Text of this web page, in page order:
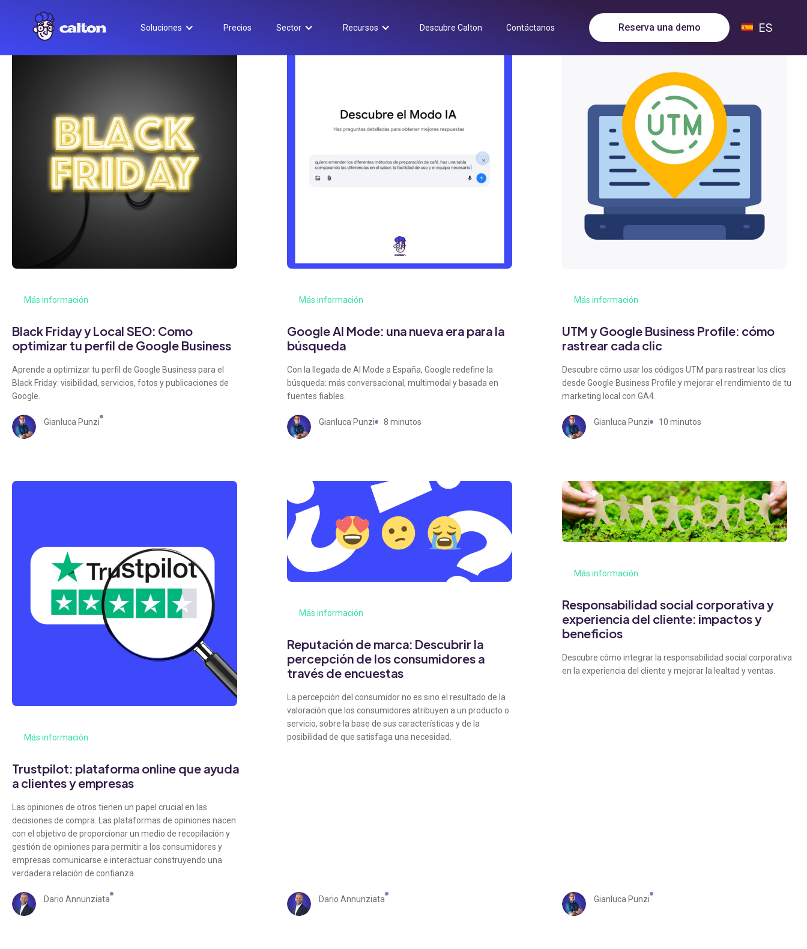
Soluciones Precios Sector Recursos Descubre Calton Contáctanos Reserva una demo ES
Más información
Black Friday y Local SEO: Como
optimizar tu perfil de Google Business
Aprende a optimizar tu perfil de Google Business para el
Black Friday: visibilidad, servicios, fotos y publicaciones de
Google.
Gianluca Punzi
Más información
Google AI Mode: una nueva era para la
búsqueda
Con la llegada de AI Mode a España, Google redefine la
búsqueda: más conversacional, multimodal y basada en
fuentes fiables.
Gianluca Punzi 8 minutos
Más información
UTM y Google Business Profile: cómo
rastrear cada clic
Descubre cómo usar los códigos UTM para rastrear los clics
desde Google Business Profile y mejorar el rendimiento de tu
marketing local con GA4.
Gianluca Punzi 10 minutos
Más información
Trustpilot: plataforma online que ayuda
a clientes y empresas
Las opiniones de otros tienen un papel crucial en las
decisiones de compra. Las plataformas de opiniones nacen
con el objetivo de proporcionar un medio de recopilación y
gestión de opiniones para permitir a los consumidores y
empresas comunicarse e interactuar construyendo una
verdadera relación de confianza.
Dario Annunziata
Más información
Reputación de marca: Descubrir la
percepción de los consumidores a
través de encuestas
La percepción del consumidor no es sino el resultado de la
valoración que los consumidores atribuyen a un producto o
servicio, sobre la base de sus características y de la
posibilidad de que satisfaga una necesidad.
Dario Annunziata
Más información
Responsabilidad social corporativa y
experiencia del cliente: impactos y
beneficios
Descubre cómo integrar la responsabilidad social corporativa
en la experiencia del cliente y mejorar la lealtad y ventas.
Gianluca Punzi